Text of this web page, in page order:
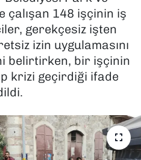
çalışan 148 işçinin iş
gerekçesiz işten
izin uygulamasını
belirtirken, bir işçinin
krizi geçirdiği ifade